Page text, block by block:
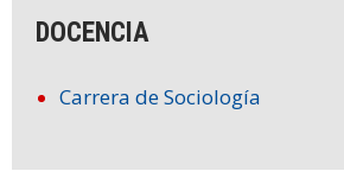
DOCENCIA
Carrera de Sociología